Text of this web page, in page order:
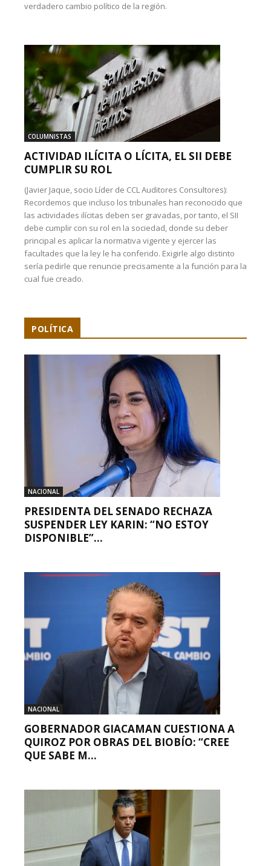
verdadero cambio político de la región.
COLUMNISTAS
ACTIVIDAD ILÍCITA O LÍCITA, EL SII DEBE
CUMPLIR SU ROL
(Javier Jaque, socio Líder de CCL Auditores Consultores):
Recordemos que incluso los tribunales han reconocido que
las actividades ilícitas deben ser gravadas, por tanto, el SII
debe cumplir con su rol en la sociedad, donde su deber
principal es aplicar la normativa vigente y ejercer las
facultades que la ley le ha conferido. Exigirle algo distinto
sería pedirle que renuncie precisamente a la función para la
cual fue creado.
POLÍTICA
NACIONAL
PRESIDENTA DEL SENADO RECHAZA
SUSPENDER LEY KARIN: “NO ESTOY
DISPONIBLE”...
NACIONAL
GOBERNADOR GIACAMAN CUESTIONA A
QUIROZ POR OBRAS DEL BIOBÍO: “CREE
QUE SABE M...